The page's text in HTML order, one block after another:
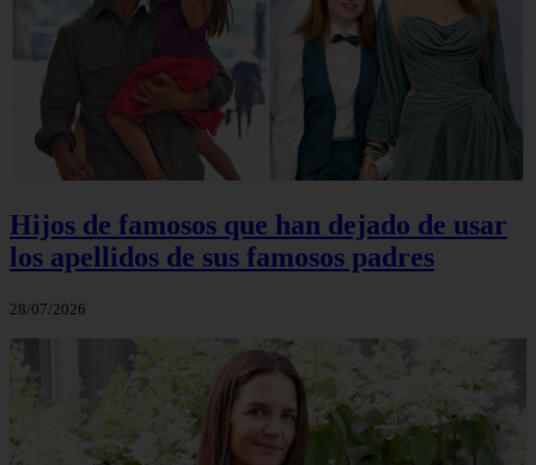
Hijos de famosos que han dejado de usar
los apellidos de sus famosos padres
28/07/2026